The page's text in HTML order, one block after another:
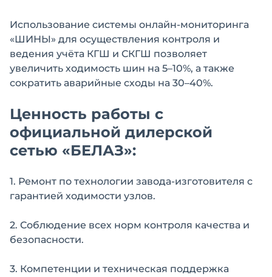
Использование системы онлайн-мониторинга
«ШИНЫ» для осуществления контроля и
ведения учёта КГШ и СКГШ позволяет
увеличить ходимость шин на 5–10%, а также
сократить аварийные сходы на 30–40%.
Ценность работы с
официальной дилерской
сетью «БЕЛАЗ»:
1. Ремонт по технологии завода-изготовителя с
гарантией ходимости узлов.
2. Соблюдение всех норм контроля качества и
безопасности.
3. Компетенции и техническая поддержка